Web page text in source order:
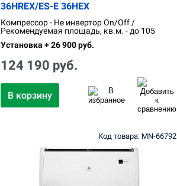
36HREX/ES-E 36HEX
Компрессор - Не инвертор On/Off /
Рекомендуемая площадь, кв.м. - до 105
Установка + 26 900 руб.
124 190 руб.
В корзину
Код товара: MN-66792